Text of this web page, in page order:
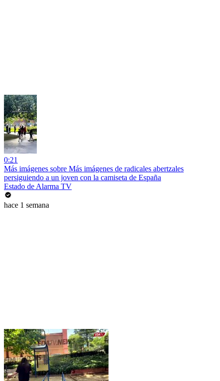
0:21
Más imágenes sobre Más imágenes de radicales abertzales
persiguiendo a un joven con la camiseta de España
Estado de Alarma TV
hace 1 semana